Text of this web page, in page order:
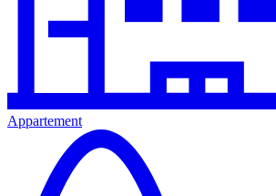
Appartement